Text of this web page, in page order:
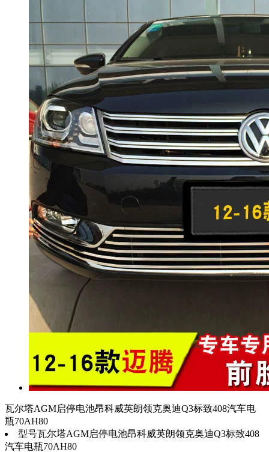
瓦尔塔AGM启停电池昂科威英朗领克奥迪Q3标致408汽车电
瓶70AH80
型号瓦尔塔AGM启停电池昂科威英朗领克奥迪Q3标致408
汽车电瓶70AH80